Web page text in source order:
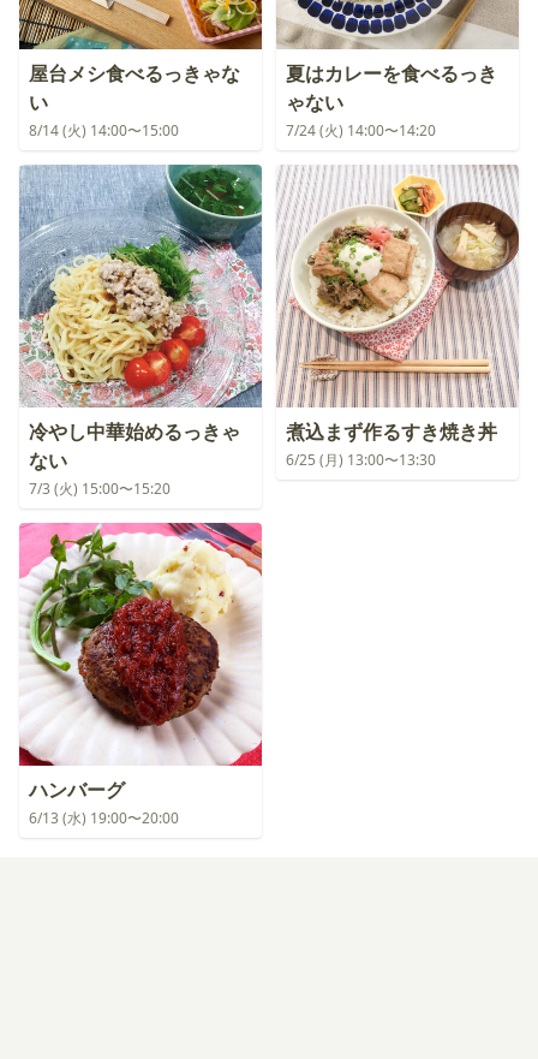
屋台メシ食べるっきゃな
い
8/14 (火) 14:00〜15:00
夏はカレーを食べるっき
ゃない
7/24 (火) 14:00〜14:20
冷やし中華始めるっきゃ
ない
7/3 (火) 15:00〜15:20
煮込まず作るすき焼き丼
6/25 (月) 13:00〜13:30
ハンバーグ
6/13 (水) 19:00〜20:00